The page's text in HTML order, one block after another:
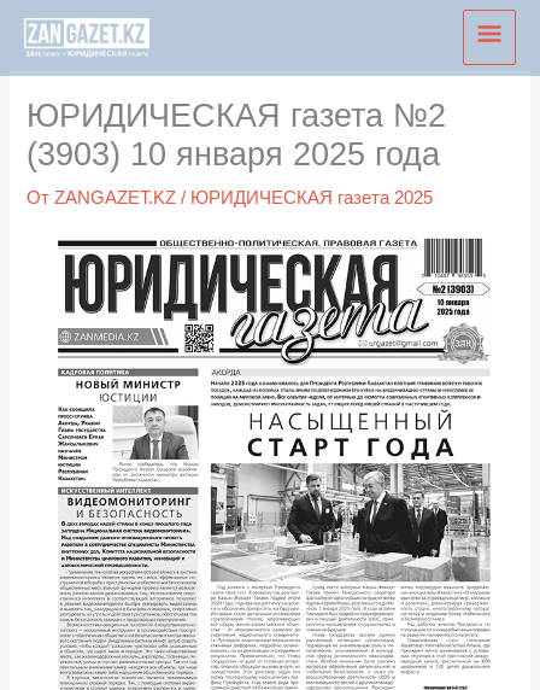
Перейти
содержимому
ЮРИДИЧЕСКАЯ газета №2
(3903) 10 января 2025 года
ОтZANGAZET.KZ/ ЮРИДИЧЕСКАЯ газета 2025